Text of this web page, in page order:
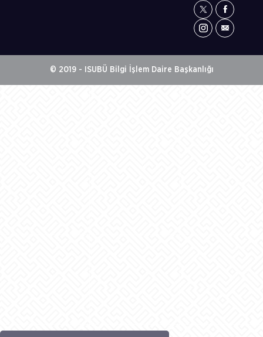
© 2019 - ISUBÜ Bilgi İşlem Daire Başkanlığı